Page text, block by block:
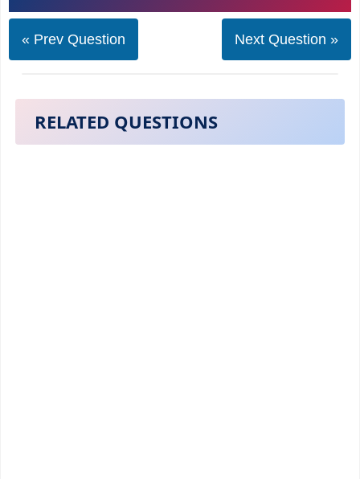
« Prev Question Next Question »
RELATED QUESTIONS